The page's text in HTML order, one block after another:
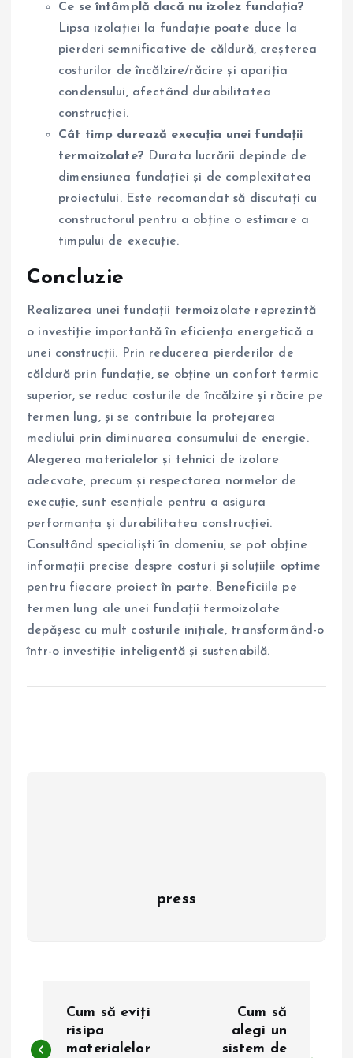
Ce se întâmplă dacă nu izolez fundația?
Lipsa izolației la fundație poate duce la
pierderi semnificative de căldură, creșterea
costurilor de încălzire/răcire și apariția
condensului, afectând durabilitatea
construcției.
Cât timp durează execuția unei fundații
termoizolate? Durata lucrării depinde de
dimensiunea fundației și de complexitatea
proiectului. Este recomandat să discutați cu
constructorul pentru a obține o estimare a
timpului de execuție.
Concluzie
Realizarea unei fundații termoizolate reprezintă
o investiție importantă în eficiența energetică a
unei construcții. Prin reducerea pierderilor de
căldură prin fundație, se obține un confort termic
superior, se reduc costurile de încălzire și răcire pe
termen lung, și se contribuie la protejarea
mediului prin diminuarea consumului de energie.
Alegerea materialelor și tehnici de izolare
adecvate, precum și respectarea normelor de
execuție, sunt esențiale pentru a asigura
performanța și durabilitatea construcției.
Consultând specialiști în domeniu, se pot obține
informații precise despre costuri și soluțiile optime
pentru fiecare proiect în parte. Beneficiile pe
termen lung ale unei fundații termoizolate
depășesc cu mult costurile inițiale, transformând-o
într-o investiție inteligentă și sustenabilă.
press
a
Cum să eviți
risipa
materialelor
Cum să
alegi un
sistem de